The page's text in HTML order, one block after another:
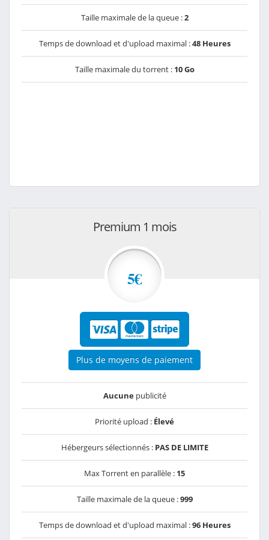
Taille maximale de la queue :2
Temps de download et d'upload maximal :48 Heures
Taille maximale du torrent : 10 Go
Premium 1 mois
5€
Plus de moyens de paiement
Aucunepublicité
Priorité upload : Élevé
Hébergeurs sélectionnés : PAS DE LIMITE
Max Torrent en parallèle : 15
Taille maximale de la queue :999
Temps de download et d'upload maximal :96 Heures